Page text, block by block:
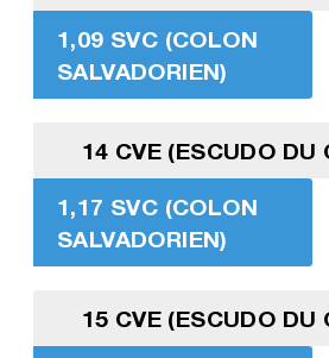
1,09 SVC (COLON
SALVADORIEN)
14 CVE (ESCUDO DU
1,17 SVC (COLON
SALVADORIEN)
15 CVE (ESCUDO DU